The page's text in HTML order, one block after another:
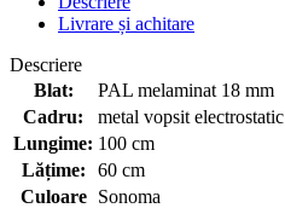
Livrare și achitare
Descriere
Blat:
PAL melaminat 18 mm
Cadru:
metal vopsit electrostatic
Lungime: 100 cm
Lățime:
60 cm
Culoare
Sonoma